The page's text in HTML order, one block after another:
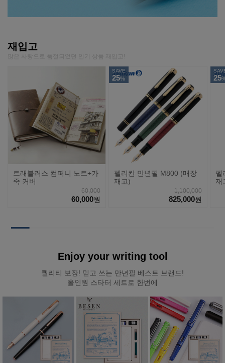
재입고
많은 사랑으로 품절되었던 인기 상품 재입고!
트래블러스 컴퍼니 노트+가
죽 커버
60,000
60,000원
SAVE
25%
펠리칸 만년필 M800 (매장
재고)
1,100,000
825,000원
25
펠
재
Enjoy your writing tool
퀄리티 보장! 믿고 쓰는 만년필 베스트 브랜드!
올인원 스타터 세트로 한번에